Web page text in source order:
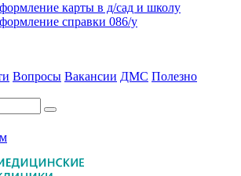
карты в д/сад и школу
справки 086/у
Вопросы Вакансии ДМС Полезно